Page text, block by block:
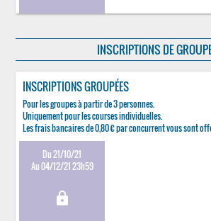
INSCRIPTIONS DE
INSCRIPTIONS GROUPÉES
Pour les groupes à partir de 3 personnes.
Uniquement pour les courses individuelles.
Les frais bancaires de 0,80 € par concurrent vous sont
Du 21/10/21
Au 04/12/21 23h59
lock